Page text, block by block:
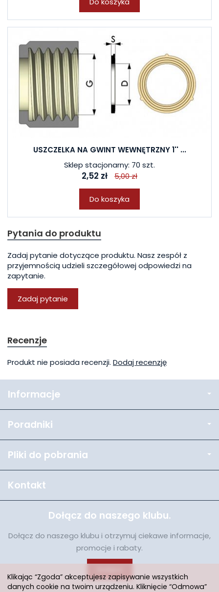
USZCZELKA NA GWINT WEWNĘTRZNY 1'' ...
Sklep stacjonarny: 70 szt.
2,52 zł 5,00 zł
Do koszyka
Pytania do produktu
Zadaj pytanie dotyczące produktu. Nasz zespół z
przyjemnością udzieli szczegółowej odpowiedzi na
zapytanie.
Zadaj pytanie
Recenzje
Produkt nie posiada recenzji. Dodaj recenzję
Informacje
Poradniki
Pliki do pobrania
Kontakt
Dołącz do naszego klubu.
Dołącz do naszego klubu i otrzymuj ciekawe informacje,
promocje i rabaty.
Klikając “Zgoda” akceptujesz zapisywanie wszystkich
danych cookie na twoim urządzeniu. Kliknięcie “Odmowa”